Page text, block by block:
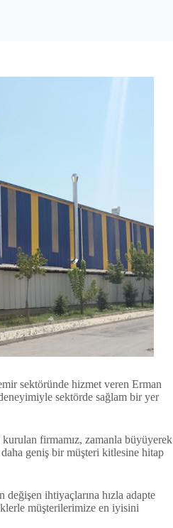
sektöründe hizmet veren Erman
sektörde sağlam bir yer
kurulan firmamız, zamanla büyüyerek
geniş bir müşteri kitlesine hitap
değişen ihtiyaçlarına hızla adapte
müşterilerimize en iyisini